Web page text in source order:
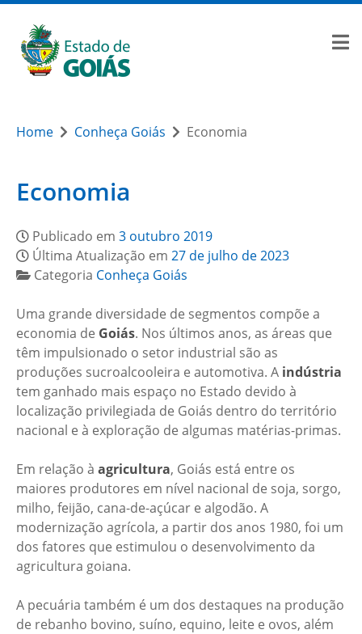
Home Conheça Goiás Economia
Economia
Publicado em 3 outubro 2019
Última Atualização em 27 de julho de 2023
Categoria Conheça Goiás
Uma grande diversidade de segmentos compõe a
economia de Goiás. Nos últimos anos, as áreas que
têm impulsionado o setor industrial são as
produções sucroalcooleira e automotiva. A indústria
tem ganhado mais espaço no Estado devido à
localização privilegiada de Goiás dentro do território
nacional e à exploração de algumas matérias-primas.
Em relação à agricultura, Goiás está entre os
maiores produtores em nível nacional de soja, sorgo,
milho, feijão, cana-de-açúcar e algodão. A
modernização agrícola, a partir dos anos 1980, foi um
dos fatores que estimulou o desenvolvimento da
agricultura goiana.
A pecuária também é um dos destaques na produção
de rebanho bovino, suíno, equino, leite e ovos, além